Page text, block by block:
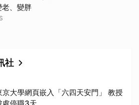
老、變胖
社
京大學網頁嵌入「六四天安門」 教授